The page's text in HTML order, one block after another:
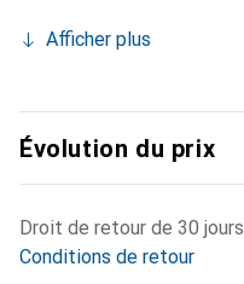
Afficher plus
Évolution du prix
Droit de retour de 30 jours
Conditions de retour